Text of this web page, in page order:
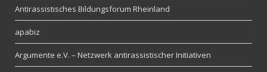
Antirassistisches Bildungsforum Rheinland
apabiz
Argumente e.V. – Netzwerk antirassistischer Initiativen